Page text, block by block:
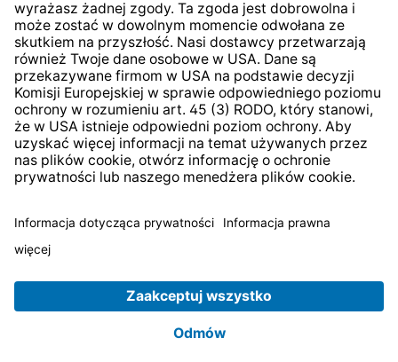
* Wszystkie ceny zawierają podatek VAT pluskoszty
TechniSat jest firmą należącą do FundacjiLEPPER Stiftung
e.S..